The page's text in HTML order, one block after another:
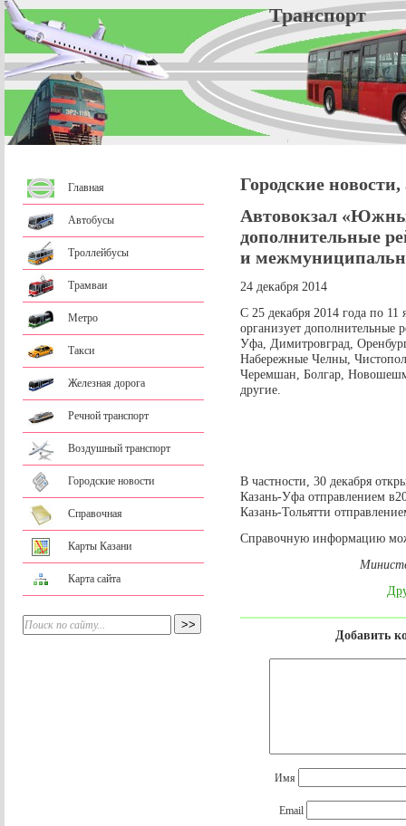
Главная
Автобусы
Троллейбусы
Трамваи
Метро
Такси
Железная дорога
Речной транспорт
Воздушный транспорт
Городские новости
Справочная
Карты Казани
Карта сайта
Городские
Автовокзал
дополнительные
и
24 декабря 2014
С 25 декабря 2014 года по
организует
Уфа, Димитровград,
Набережные Челны,
Черемшан, Болгар,
другие.
В частности, 30 декабря
Казань-Уфа отправлением
Казань-Тольятти
Справочную информацию
Добавить
Имя
Email